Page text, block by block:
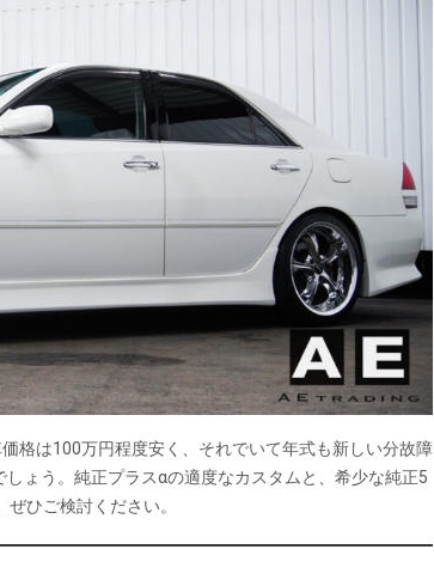
格は100万円程度安く、それでいて年式も新しい分故障
ょう。純正プラスαの適度なカスタムと、希少な純正5
ひご検討ください。